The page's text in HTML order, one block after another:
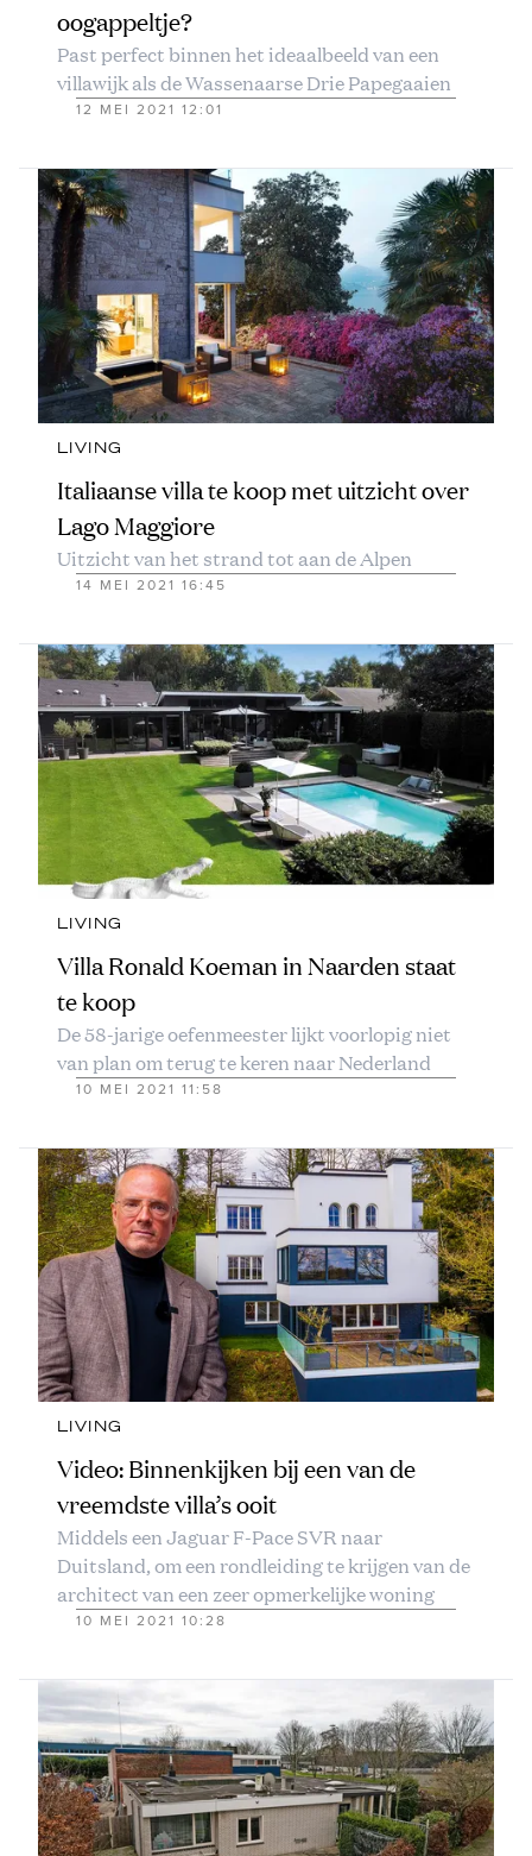
oogappeltje?
Past perfect binnen het ideaalbeeld van een
villawijk als de Wassenaarse Drie Papegaaien
12 MEI 2021 12:01
LIVING
Italiaanse villa te koop met uitzicht over
Lago Maggiore
Uitzicht van het strand tot aan de Alpen
14 MEI 2021 16:45
LIVING
Villa Ronald Koeman in Naarden staat
te koop
De 58-jarige oefenmeester lijkt voorlopig niet
van plan om terug te keren naar Nederland
10 MEI 2021 11:58
LIVING
Video: Binnenkijken bij een van de
vreemdste villa’s ooit
Middels een Jaguar F-Pace SVR naar
Duitsland, om een rondleiding te krijgen van de
architect van een zeer opmerkelijke woning
10 MEI 2021 10:28